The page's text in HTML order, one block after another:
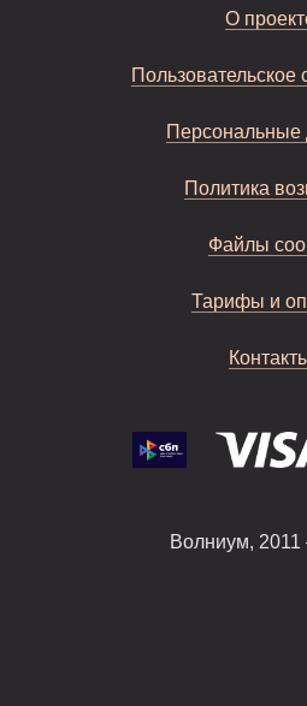
О
Пользовательское
Персональные
Политика
Файлы
Тарифы и
Волниум, 2011